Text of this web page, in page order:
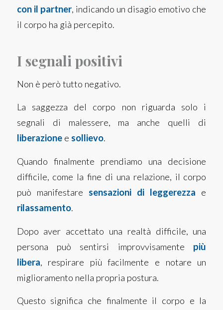
con il partner, indicando un disagio emotivo che
il corpo ha già percepito.
I segnali positivi
Non è però tutto negativo.
La saggezza del corpo non riguarda solo i
segnali di malessere, ma anche quelli di
liberazionee sollievo.
Quando finalmente prendiamo una decisione
difficile, come la fine di una relazione, il corpo
può manifestare sensazioni di leggerezza e
rilassamento.
Dopo aver accettato una realtà difficile, una
persona può sentirsi improvvisamente più
libera, respirare più facilmente e notare un
miglioramento nella propria postura.
Questo significa che finalmente il corpo e la